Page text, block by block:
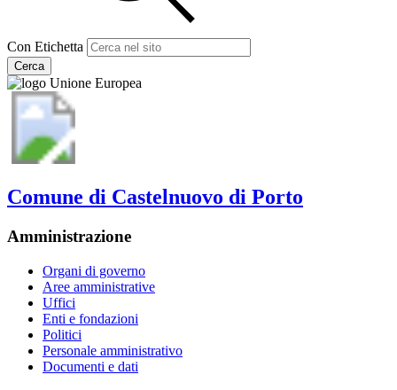
Con Etichetta
Cerca
Comune di Castelnuovo di Porto
Amministrazione
Organi di governo
Aree amministrative
Uffici
Enti e fondazioni
Politici
Personale amministrativo
Documenti e dati